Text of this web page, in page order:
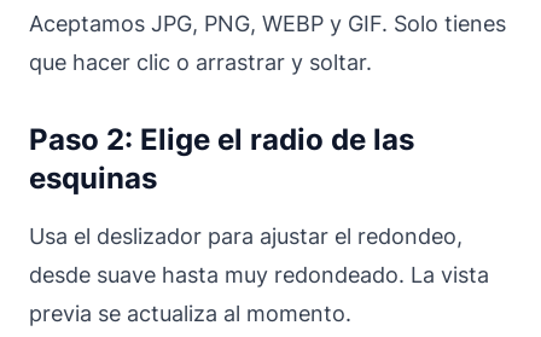
Aceptamos JPG, PNG, WEBP y GIF. Solo tienes
que hacer clic o arrastrar y soltar.
Paso 2: Elige el radio de las
esquinas
Usa el deslizador para ajustar el redondeo,
desde suave hasta muy redondeado. La vista
previa se actualiza al momento.